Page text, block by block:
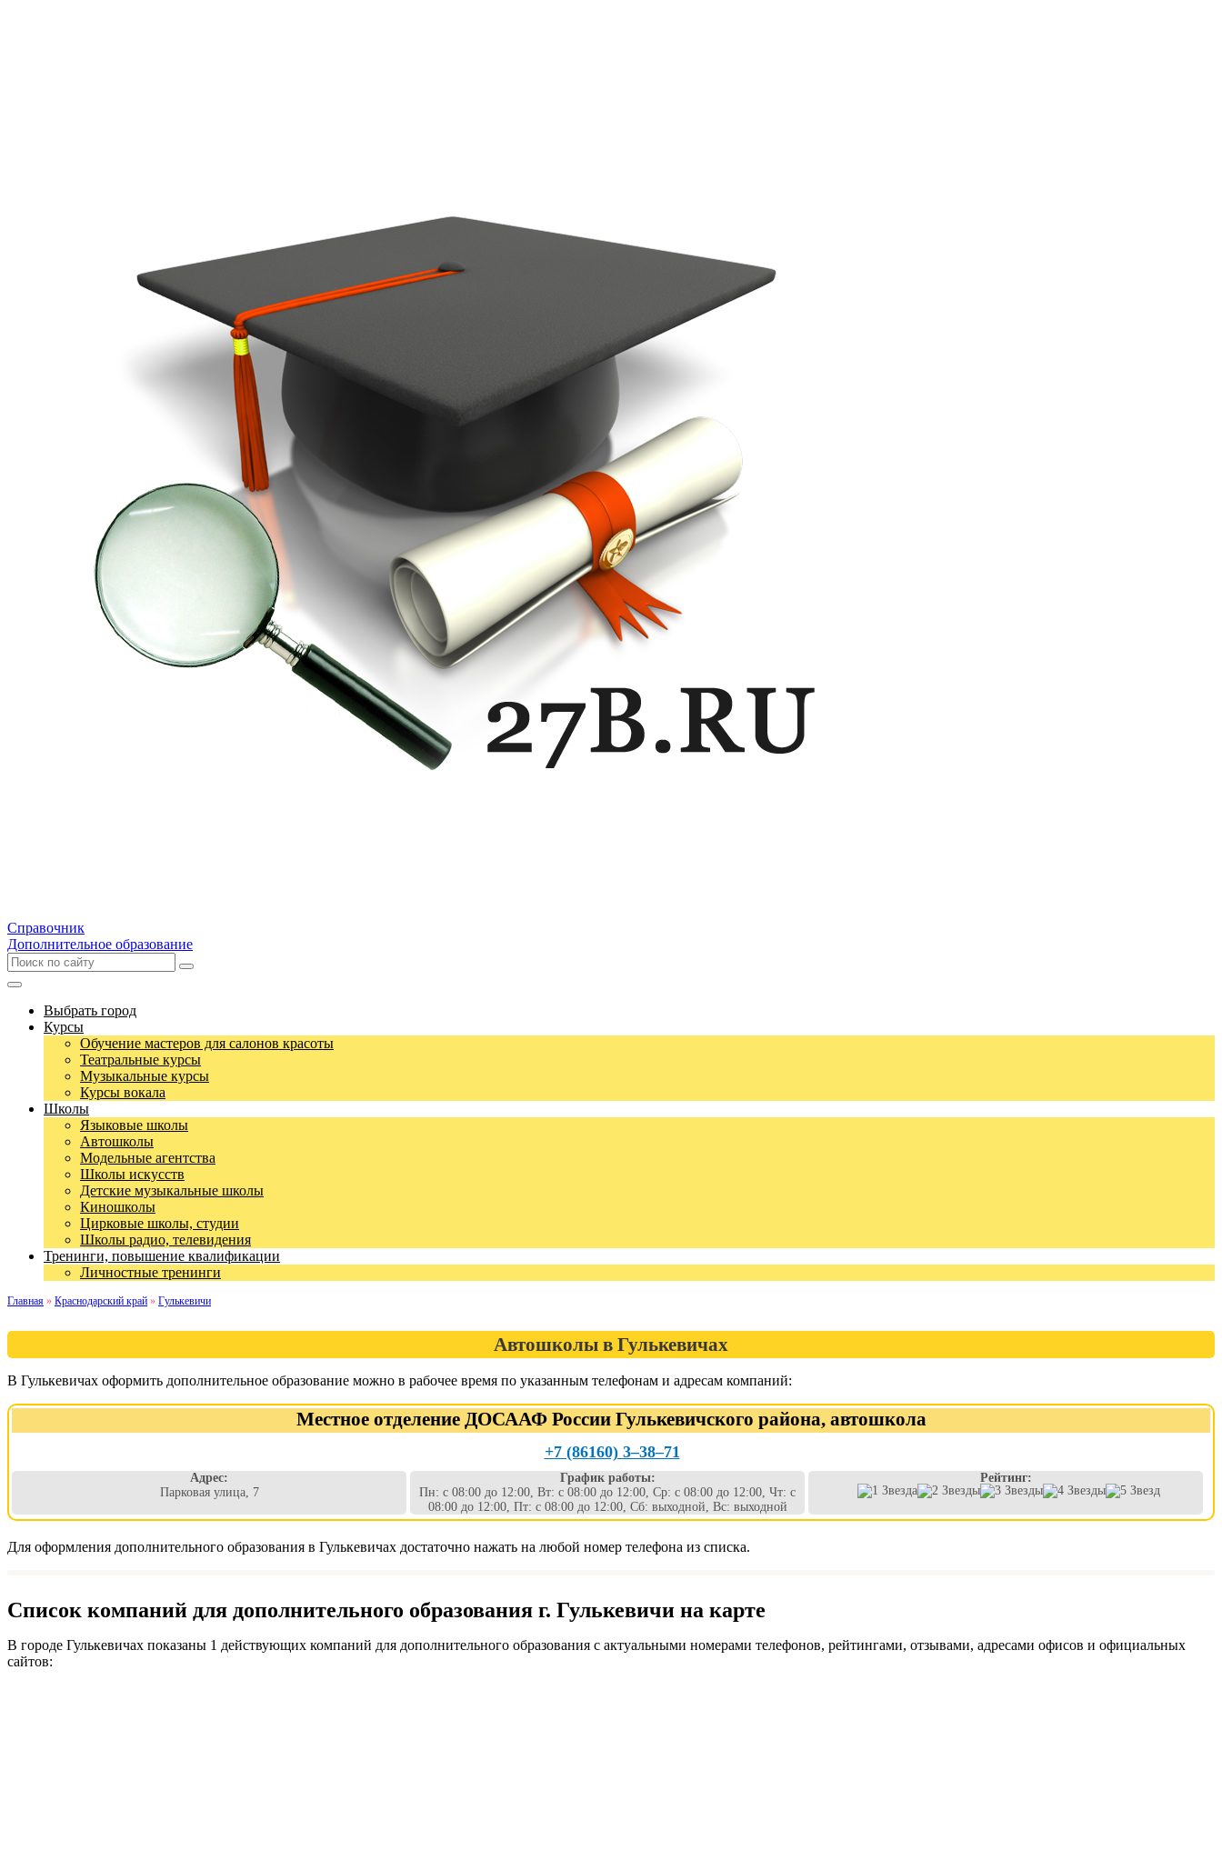
Справочник
Дополнительное образование
Выбрать город
Курсы
Обучение мастеров для салонов красоты
Театральные курсы
Музыкальные курсы
Курсы вокала
Школы
Языковые школы
Автошколы
Модельные агентства
Школы искусств
Детские музыкальные школы
Киношколы
Цирковые школы, студии
Школы радио, телевидения
Тренинги, повышение квалификации
Личностные тренинги
Главная » Краснодарский край » Гулькевичи
Автошколы в Гулькевичах
В Гулькевичах оформить дополнительное образование можно в рабочее время по указанным телефонам и адресам компаний:
Местное отделение ДОСААФ России Гулькевичского района, автошкола
+7 (86160) 3‒38‒71
Адрес:
Парковая улица, 7
График работы:
Пн: с 08:00 до 12:00, Вт: с 08:00 до 12:00, Ср: с 08:00 до 12:00, Чт: с
08:00 до 12:00, Пт: с 08:00 до 12:00, Сб: выходной, Вс: выходной
Рейтинг:
Для оформления дополнительного образования в Гулькевичах достаточно нажать на любой номер телефона из списка.
Список компаний для дополнительного образования г. Гулькевичи на карте
В городе Гулькевичах показаны 1 действующих компаний для дополнительного образования с актуальными номерами телефонов, рейтингами, отзывами, адресами офисов и официальных
сайтов: